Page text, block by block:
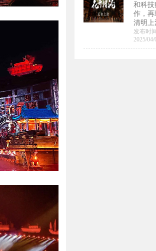
和科技
作，再
清明上
发布时
2025/04/